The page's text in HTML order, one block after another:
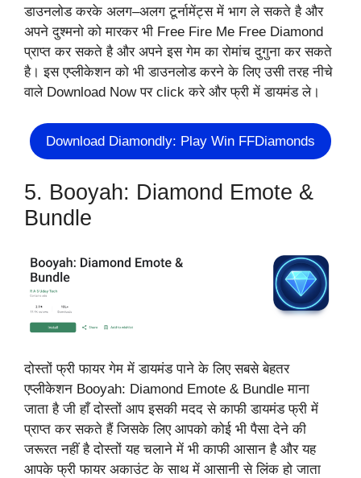
डाउनलोड करके अलग–अलग टूर्नामेंट्स में भाग ले सकते है और
अपने दुश्मनो को मारकर भी Free Fire Me Free Diamond
प्राप्त कर सकते है और अपने इस गेम का रोमांच दुगुना कर सकते
है। इस एप्लीकेशन को भी डाउनलोड करने के लिए उसी तरह नीचे
वाले Download Now पर click करे और फ्री में डायमंड ले।
Download Diamondly: Play Win FFDiamonds
5. Booyah: Diamond Emote &
Bundle
दोस्तों फ्री फायर गेम में डायमंड पाने के लिए सबसे बेहतर
एप्लीकेशन Booyah: Diamond Emote & Bundle माना
जाता है जी हाँ दोस्तों आप इसकी मदद से काफी डायमंड फ्री में
प्राप्त कर सकते हैं जिसके लिए आपको कोई भी पैसा देने की
जरूरत नहीं है दोस्तों यह चलाने में भी काफी आसान है और यह
आपके फ्री फायर अकाउंट के साथ में आसानी से लिंक हो जाता